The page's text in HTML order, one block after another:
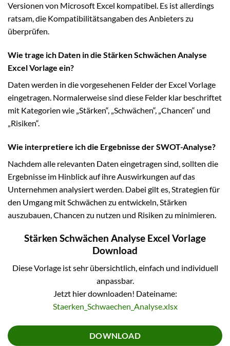
Versionen von Microsoft Excel kompatibel. Es ist allerdings
ratsam, die Kompatibilitätsangaben des Anbieters zu
überprüfen.
Wie trage ich Daten in die Stärken Schwächen Analyse
Excel Vorlage ein?
Daten werden in die vorgesehenen Felder der Excel Vorlage
eingetragen. Normalerweise sind diese Felder klar beschriftet
mit Kategorien wie „Stärken“, „Schwächen“, „Chancen“ und
„Risiken“.
Wie interpretiere ich die Ergebnisse der SWOT-Analyse?
Nachdem alle relevanten Daten eingetragen sind, sollten die
Ergebnisse im Hinblick auf ihre Auswirkungen auf das
Unternehmen analysiert werden. Dabei gilt es, Strategien für
den Umgang mit Schwächen zu entwickeln, Stärken
auszubauen, Chancen zu nutzen und Risiken zu minimieren.
Stärken Schwächen Analyse Excel Vorlage
Download
Diese Vorlage ist sehr übersichtlich, einfach und individuell
anpassbar.
Jetzt hier downloaden! Dateiname:
Staerken_Schwaechen_Analyse.xlsx
DOWNLOAD